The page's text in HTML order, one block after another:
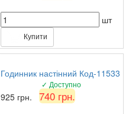
шт
Купити
Годинник настінний Код-11533
✓ Доступно
925 грн. 740 грн.